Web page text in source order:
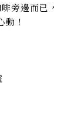
旁邊而已，
！